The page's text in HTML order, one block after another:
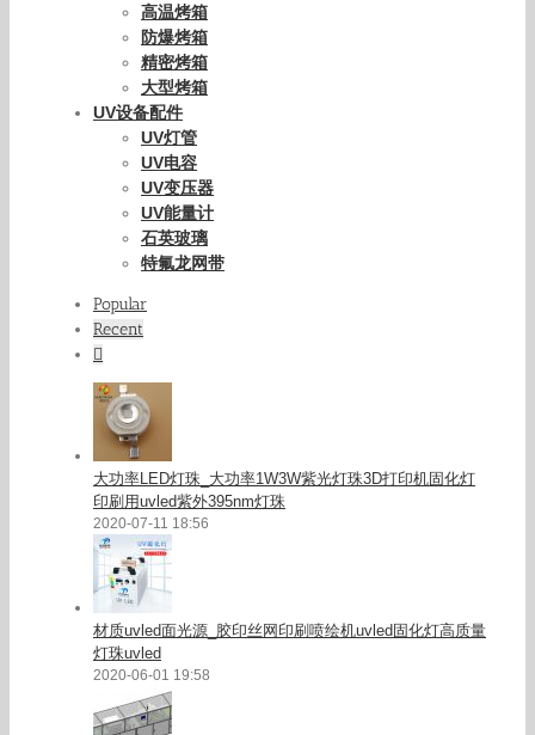
高温烤箱
防爆烤箱
精密烤箱
大型烤箱
UV设备配件
UV灯管
UV电容
UV变压器
UV能量计
石英玻璃
特氟龙网带
Popular
Recent
大功率LED灯珠_大功率1W3W紫光灯珠3D打印机固化灯
印刷用uvled紫外395nm灯珠
2020-07-11 18:56
材质uvled面光源_胶印丝网印刷喷绘机uvled固化灯高质量
灯珠uvled
2020-06-01 19:58